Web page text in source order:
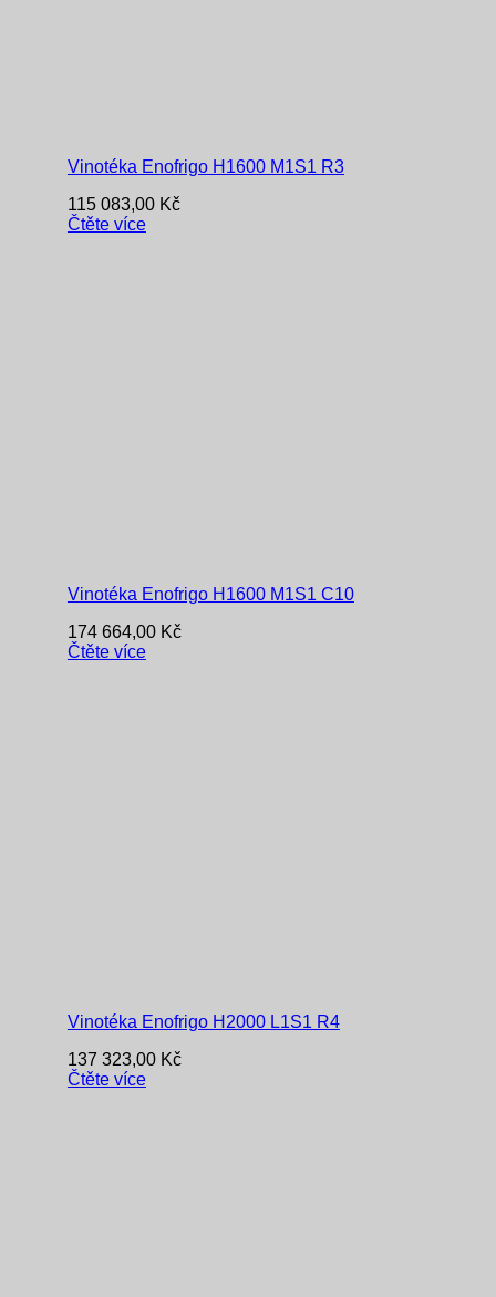
Vinotéka Enofrigo H1600 M1S1 R3
115 083,00 Kč
Čtěte více
Vinotéka Enofrigo H1600 M1S1 C10
174 664,00 Kč
Čtěte více
Vinotéka Enofrigo H2000 L1S1 R4
137 323,00 Kč
Čtěte více